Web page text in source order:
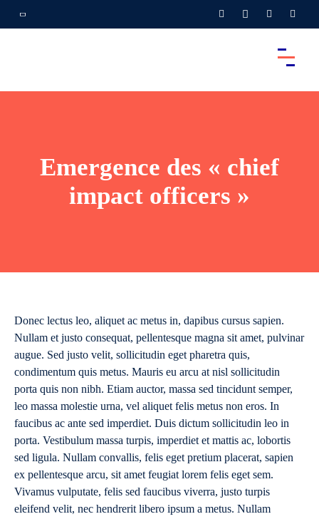
Emergence des « chief
impact officers »
Donec lectus leo, aliquet ac metus in, dapibus cursus sapien.
Nullam et justo consequat, pellentesque magna sit amet, pulvinar
augue. Sed justo velit, sollicitudin eget pharetra quis,
condimentum quis metus. Mauris eu arcu at nisl sollicitudin
porta quis non nibh. Etiam auctor, massa sed tincidunt semper,
leo massa molestie urna, vel aliquet felis metus non eros. In
faucibus ac ante sed imperdiet. Duis dictum sollicitudin leo in
porta. Vestibulum massa turpis, imperdiet et mattis ac, lobortis
sed ligula. Nullam convallis, felis eget pretium placerat, sapien
ex pellentesque arcu, sit amet feugiat lorem felis eget sem.
Vivamus vulputate, felis sed faucibus viverra, justo turpis
eleifend velit, nec hendrerit libero ipsum a metus. Nullam